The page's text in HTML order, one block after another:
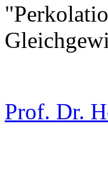
Prof. Dr.